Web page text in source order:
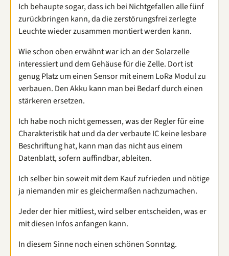
Ich behaupte sogar, dass ich bei Nichtgefallen alle fünf
zurückbringen kann, da die zerstörungsfrei zerlegte
Leuchte wieder zusammen montiert werden kann.
Wie schon oben erwähnt war ich an der Solarzelle
interessiert und dem Gehäuse für die Zelle. Dort ist
genug Platz um einen Sensor mit einem LoRa Modul zu
verbauen. Den Akku kann man bei Bedarf durch einen
stärkeren ersetzen.
Ich habe noch nicht gemessen, was der Regler für eine
Charakteristik hat und da der verbaute IC keine lesbare
Beschriftung hat, kann man das nicht aus einem
Datenblatt, sofern auffindbar, ableiten.
Ich selber bin soweit mit dem Kauf zufrieden und nötige
ja niemanden mir es gleichermaßen nachzumachen.
Jeder der hier mitliest, wird selber entscheiden, was er
mit diesen Infos anfangen kann.
In diesem Sinne noch einen schönen Sonntag.